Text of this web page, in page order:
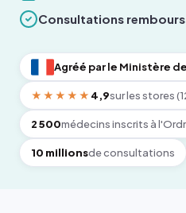
Consultations
Agréé par le Ministère
★★★★★ 4,9sur les stores
2 500médecins inscrits à
10 millionsde consultations